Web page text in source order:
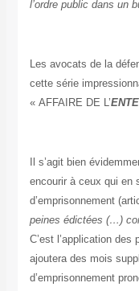
l’ordre public dans un
Les avocats de la
cette série
« AFFAIRE DE L’
Il s’agit bien
encourir à ceux qui en
d’emprisonnement
peines édictées (…)
C’est l’application
ajoutera des mois
d’emprisonnement